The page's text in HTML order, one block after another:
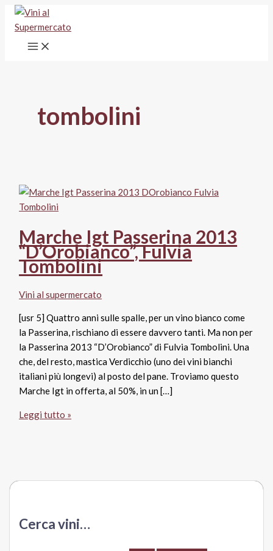
Vai
contenuto
tombolini
Marche Igt Passerina 2013
“D’Orobianco”, Fulvia
Tombolini
Vini al supermercato
[usr 5] Quattro anni sulle spalle, per un vino bianco come
la Passerina, rischiano di essere davvero tanti. Ma non per
la Passerina 2013 “D’Orobianco” di Fulvia Tombolini. Una
che, del resto, mastica Verdicchio (uno dei vini bianchi
italiani più longevi) al posto del pane. Troviamo questo
Marche Igt in offerta, al 50%, in un […]
Marche
Leggi tutto »
Cerca vini…